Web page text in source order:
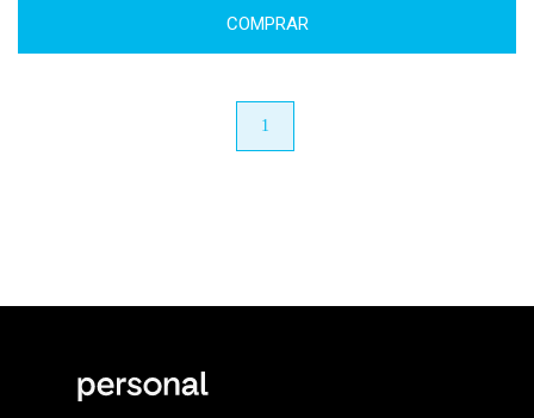
COMPRAR
1